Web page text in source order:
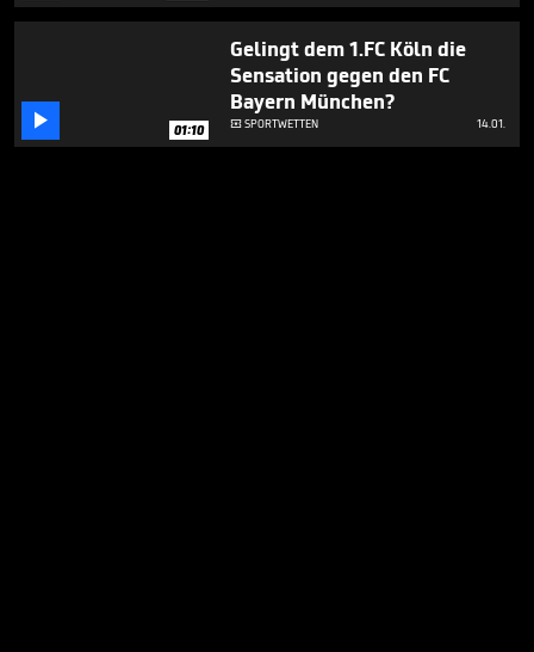
 01:10
Gelingt dem 1.FC Köln die
Sensation gegen den FC
Bayern München?
SPORTWETTEN 14.01.